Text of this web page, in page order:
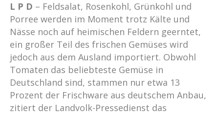
L P D – Feldsalat, Rosenkohl, Grünkohl und
Porree werden im Moment trotz Kälte und
Nässe noch auf heimischen Feldern geerntet,
ein großer Teil des frischen Gemüses wird
jedoch aus dem Ausland importiert. Obwohl
Tomaten das beliebteste Gemüse in
Deutschland sind, stammen nur etwa 13
Prozent der Frischware aus deutschem Anbau,
zitiert der Landvolk-Pressedienst das